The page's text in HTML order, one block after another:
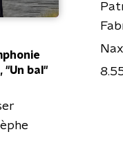
"Un bal"